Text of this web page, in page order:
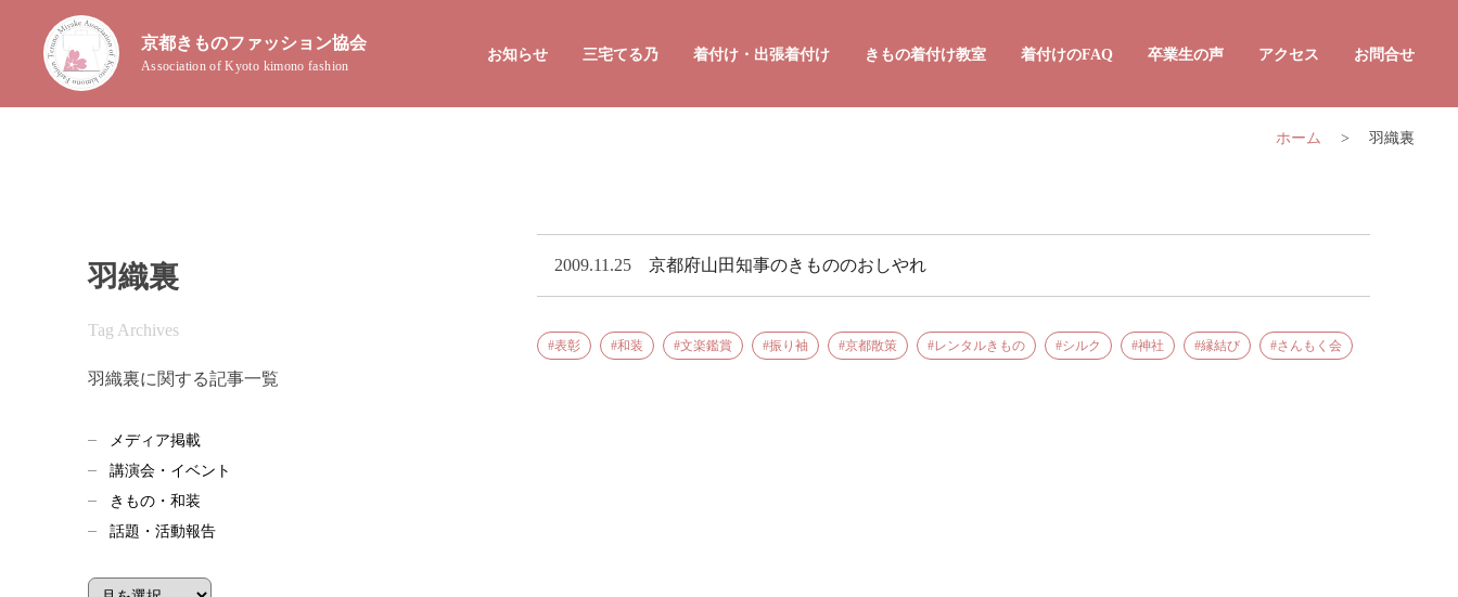
京都きものファッション協会
Association of Kyoto kimono fashion
お知らせ 三宅てる乃
プロフィール
着付け・出張着付け きもの着付け教室
着付け・和装スタイリスト講座
着付けのFAQ 卒業生の声 アクセス お問合せ
ホーム > 羽織裏
羽織裏
Tag Archives
羽織裏に関する記事一覧
メディア掲載
講演会・イベント
きもの・和装
話題・活動報告
2009.11.25 京都府山田知事のきもののおしやれ
表彰 和装 文楽鑑賞 振り袖 京都散策 レンタルきもの シルク 神社 縁結び さんもく会